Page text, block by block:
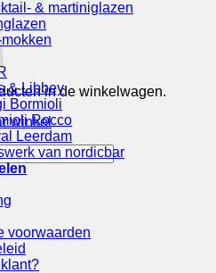
in de winkelwagen.
winkel
& martiniglazen
& Libbey
Bormioli
Rocco
Leerdam
van nordicbar
voorwaarden